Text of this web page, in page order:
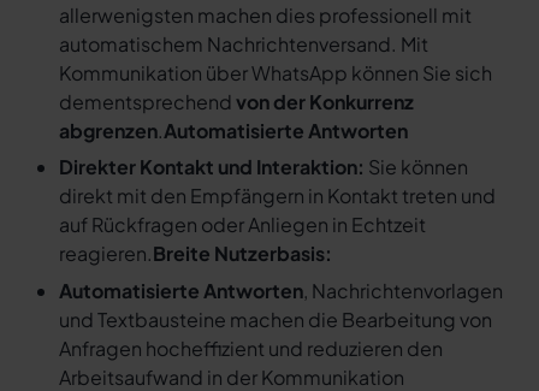
allerwenigsten machen dies professionell mit
automatischem Nachrichtenversand. Mit
Kommunikation über WhatsApp können Sie sich
dementsprechendvon der Konkurrenz
abgrenzen.Automatisierte Antworten
Direkter Kontakt und Interaktion: Sie können
direkt mit den Empfängern in Kontakt treten und
auf Rückfragen oder Anliegen in Echtzeit
reagieren.Breite Nutzerbasis:
Automatisierte Antworten, Nachrichtenvorlagen
und Textbausteine machen die Bearbeitung von
Anfragen hocheffizient und reduzieren den
Arbeitsaufwand in der Kommunikation